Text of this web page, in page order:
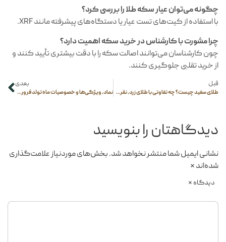
چگونه می‌توان عیار سکه طلا را بررسی کرد؟
با استفاده از کیت‌های تست عیار یا دستگاه‌های پیشرفته مانند XRF.
چرا مشورت با کارشناس در خرید سکه اهمیت دارد؟
چون کارشناسان می‌توانند اصالت سکه را با دقت بیشتری تأیید کنند و
از خرید تقلبی جلوگیری کنند.
قبل
طلای سفید چیست؟ چه تفاوتی با طلای زرد، نقره و پلاتین دارد؟
بعدی
نماد، ویژگی‌ها و خصوصیات ماه تولد فروردین
دیدگاهتان را بنویسید
نشانی ایمیل شما منتشر نخواهد شد.بخش‌های موردنیاز علامت‌گذاری
شده‌اند*
دیدگاه *